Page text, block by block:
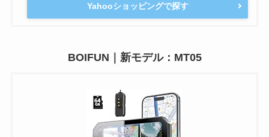
Yahooショッピングで探す
BOIFUN｜新モデル：MT05